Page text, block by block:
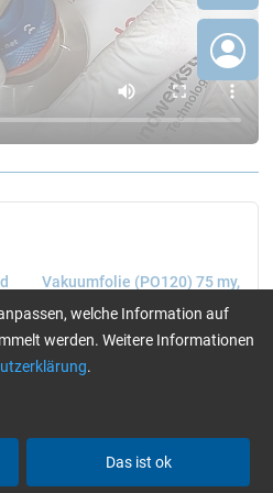
Vakuumfolie (PO120) 75 my,
Breite 200 cm
welche Information auf
werden. Weitere Informationen
.
Das ist ok